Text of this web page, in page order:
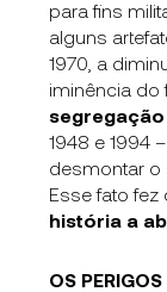
para fins
alguns
1970, a
iminência do
1948 e 1994
desmontar o
Esse fato fez
história a
OS